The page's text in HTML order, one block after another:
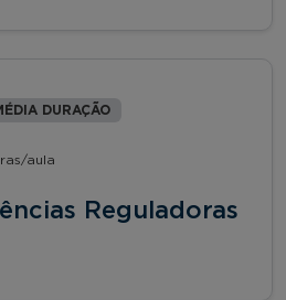
DURAÇÃO
aula
Reguladoras